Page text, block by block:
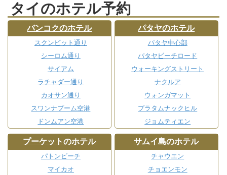
タイのホテル予約
バンコクのホテル
スクンビット通り
シーロム通り
サイアム
ラチャダー通り
カオサン通り
スワンナプーム空港
ドンムアン空港
パタヤのホテル
パタヤ中心部
パタヤビーチロード
ウォーキングストリート
ナクルア
ウォンガマット
プラタムナックヒル
ジョムティエン
プーケットのホテル
パトンビーチ
マイカオ
サムイ島のホテル
チャウエン
チョエンモン